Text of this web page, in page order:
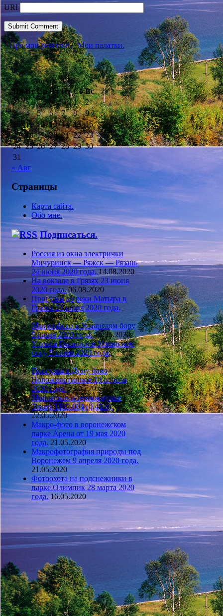
URI
Про мои рюкзаки. Мои палатки.
Август 2026
Пн Вт Ср Чт Пт Сб Вс
1
2
3
4 5 6 7 8
9
10 11 12 13 14 15 16
17 18 19 20 21 22 23
24 25 26 27 28 29 30
31
« Авг
Страницы
Карта сайта.
Обо мне.
Подписаться.
Россия из окна электрички
Мичуринск — Ряжск — Рязань
24 июня 2020 года. 14.08.2020
На вокзале в Грязях 23 июня
2020 года. 06.08.2020
Прогулка до реки Матыра в
Грязях 23 июня 2020 года.
24.07.2020
Макро-фото в Усманском бору
5 июня 2020 года. 15.06.2020
У озера Грязного в Усманском
бору 5 июня 2020 года.
08.06.2020
Прогулка к Дону близ
Новоживотинное 10 апреля
2020 года. 23.05.2020
Мой отзыв о термокружке
Tramp TRC-004 (0,45 л).
22.05.2020
Макро-фото в воронежском
парке Арена от 19 мая 2020
года. 21.05.2020
Макрофотография природы под
Воронежем 9 апреля 2020 года.
21.05.2020
Фотоохота на подснежники в
парке Олимпик 28 марта 2020
года. 16.05.2020